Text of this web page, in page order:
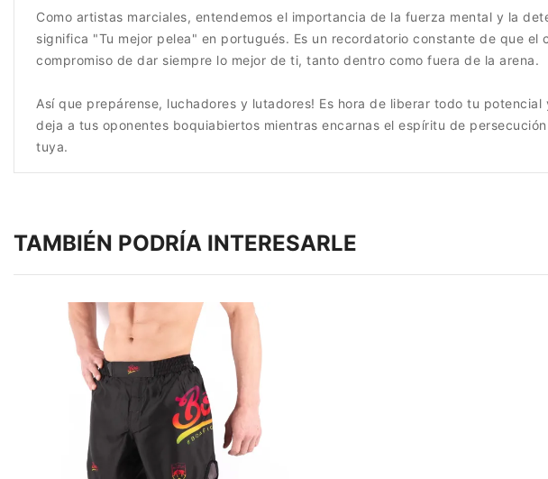
Como artistas marciales, entendemos el importancia de la fuerza mental y la
significa "Tu mejor pelea" en portugués. Es un recordatorio constante de que
compromiso de dar siempre lo mejor de ti, tanto dentro como fuera de la arena.
Así que prepárense, luchadores y lutadores! Es hora de liberar todo tu
deja a tus oponentes boquiabiertos mientras encarnas el espíritu de
tuya.
TAMBIÉN PODRÍA INTERESARLE